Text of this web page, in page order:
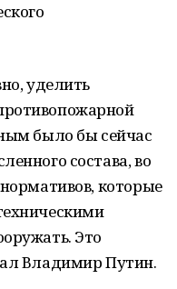
уделить
было бы сейчас
состава, во
которые
Это
Владимир Путин.